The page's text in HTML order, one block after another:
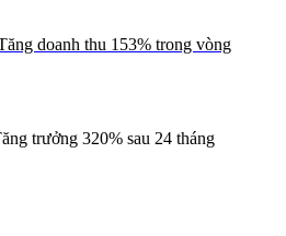
doanh thu 153% trong vòng